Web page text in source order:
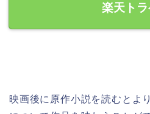
楽天ト
映画後に原作小説を読むとよ